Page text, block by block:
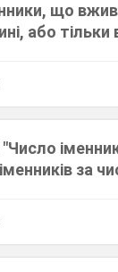
що
або
за